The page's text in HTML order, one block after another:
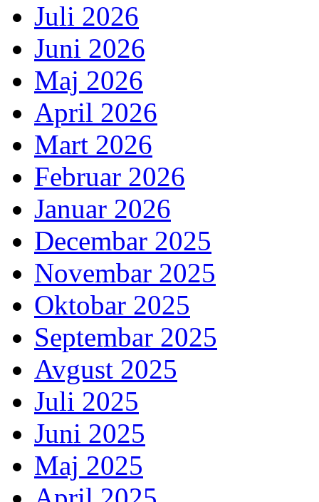
Juli 2026
Juni 2026
Maj 2026
April 2026
Mart 2026
Februar 2026
Januar 2026
Decembar 2025
Novembar 2025
Oktobar 2025
Septembar 2025
Avgust 2025
Juli 2025
Juni 2025
Maj 2025